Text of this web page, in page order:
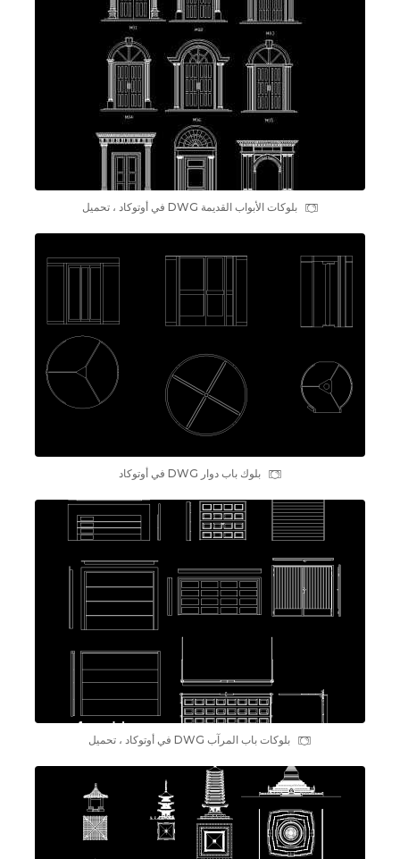
بلوکات الأبواب القديمة DWG في أوتوكاد ، تحميل
بلوك باب دوار DWG في أوتوكاد
بلوکات باب المرآب DWG في أوتوكاد ، تحميل